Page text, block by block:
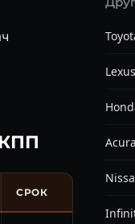
СРОК
Lexus